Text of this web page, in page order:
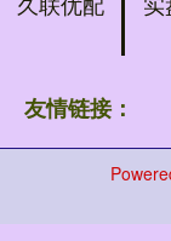
友情链接：